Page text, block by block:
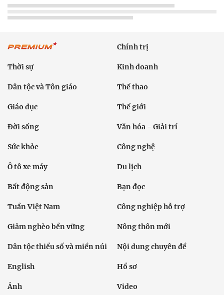
Chính trị
Thời sự Kinh doanh
Dân tộc và Tôn giáo Thể thao
Giáo dục Thế giới
Đời sống Văn hóa - Giải trí
Sức khỏe Công nghệ
Ô tô xe máy Du lịch
Bất động sản Bạn đọc
Tuần Việt Nam Công nghiệp hỗ trợ
Giảm nghèo bền vững Nông thôn mới
Dân tộc thiểu số và miền núi Nội dung chuyên đề
English Hồ sơ
Ảnh Video